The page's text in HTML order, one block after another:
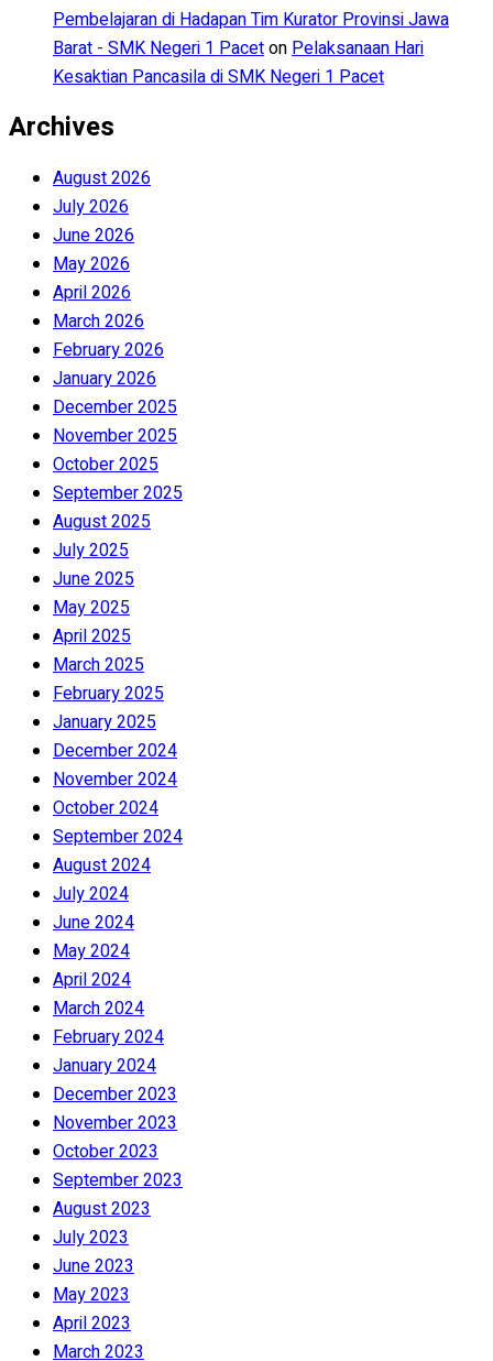
Pembelajaran di Hadapan Tim Kurator Provinsi Jawa
Barat - SMK Negeri 1 PacetonPelaksanaan Hari
Kesaktian Pancasila di SMK Negeri 1 Pacet
Archives
August 2026
July 2026
June 2026
May 2026
April 2026
March 2026
February 2026
January 2026
December 2025
November 2025
October 2025
September 2025
August 2025
July 2025
June 2025
May 2025
April 2025
March 2025
February 2025
January 2025
December 2024
November 2024
October 2024
September 2024
August 2024
July 2024
June 2024
May 2024
April 2024
March 2024
February 2024
January 2024
December 2023
November 2023
October 2023
September 2023
August 2023
July 2023
June 2023
May 2023
April 2023
March 2023